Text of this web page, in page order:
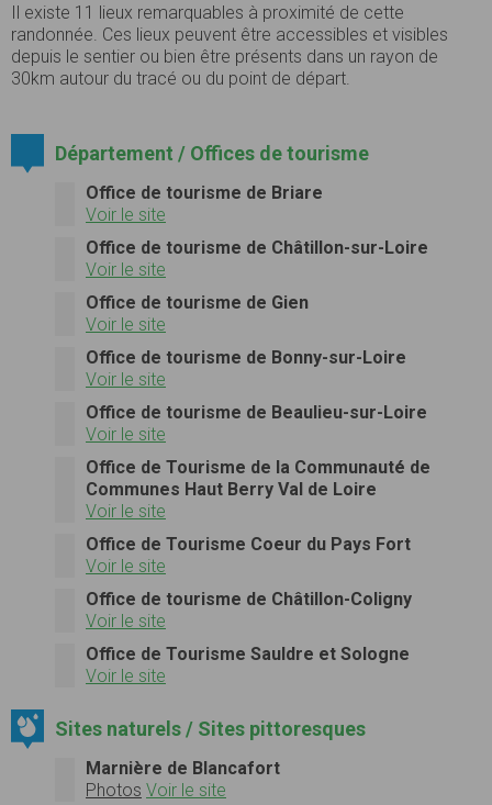
Il existe 11 lieux remarquables à proximité de cette
randonnée. Ces lieux peuvent être accessibles et visibles
depuis le sentier ou bien être présents dans un rayon de
30km autour du tracé ou du point de départ.
Département / Offices de tourisme
Office de tourisme de Briare
Voir le site
Office de tourisme de Châtillon-sur-Loire
Voir le site
Office de tourisme de Gien
Voir le site
Office de tourisme de Bonny-sur-Loire
Voir le site
Office de tourisme de Beaulieu-sur-Loire
Voir le site
Office de Tourisme de la Communauté de
Communes Haut Berry Val de Loire
Voir le site
Office de Tourisme Coeur du Pays Fort
Voir le site
Office de tourisme de Châtillon-Coligny
Voir le site
Office de Tourisme Sauldre et Sologne
Voir le site
Sites naturels / Sites pittoresques
Marnière de Blancafort
Photos Voir le site